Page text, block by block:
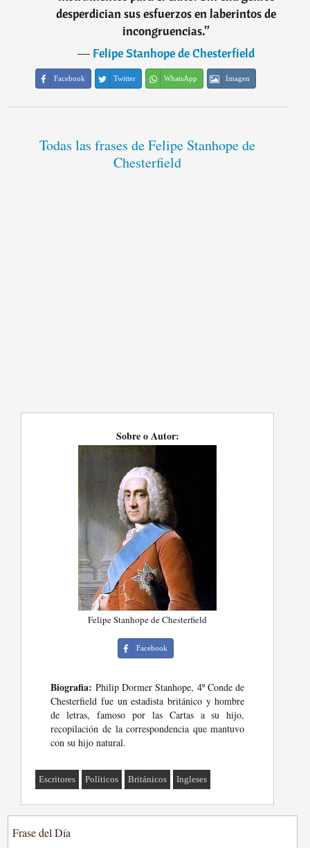
desperdician sus esfuerzos en laberintos de
incongruencias.”
―Felipe Stanhope de Chesterfield
Facebook Twitter WhatsApp Imagen
Todas las frases de Felipe Stanhope de
Chesterfield
Sobre o Autor:
Felipe Stanhope de Chesterfield
Facebook
Biografia: Philip Dormer Stanhope, 4º Conde de
Chesterfield fue un estadista británico y hombre
de letras, famoso por las Cartas a su hijo,
recopilación de la correspondencia que mantuvo
con su hijo natural.
Escritores Políticos Británicos Ingleses
Frase del Día